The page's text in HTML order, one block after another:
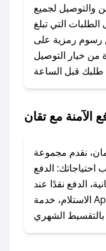
لإضافته بسرعة.
### كيفية استخدام كود خصم تقان؟
1. انسخ كود الخصم من تطبيق صحصح.
2. الصقه في خانة الدفع عند التسوق من تقان.
دعم صحصح عبر
أسرع وقت ممكن.
### ماذا أفعل إذا لم أجد كود خصم لمتجري
المفضل؟
المفضل، يمكنك
الكوبونات في
والتوصيل لجميع
التي تبلغ
رسوم رمزية على
من خيار التوصيل
الآمنة مع تقان
نقدم مجموعة
احتياجاتك: الدفع
الدفع نقدًا عند
الاستلام، خدمة Apple Pay، بالإضافة إلى إمكانية